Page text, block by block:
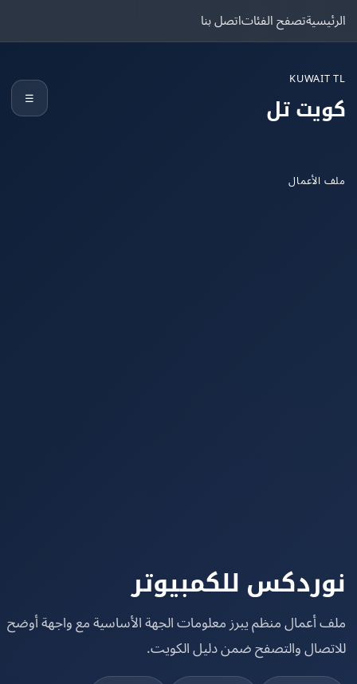
تصفح الفئاتاتصل بنا
تل
للكمبيوتر
منظم يبرز معلومات الجهة الأساسية مع واجهة أوضح
والتصفح ضمن دليل الكويت.